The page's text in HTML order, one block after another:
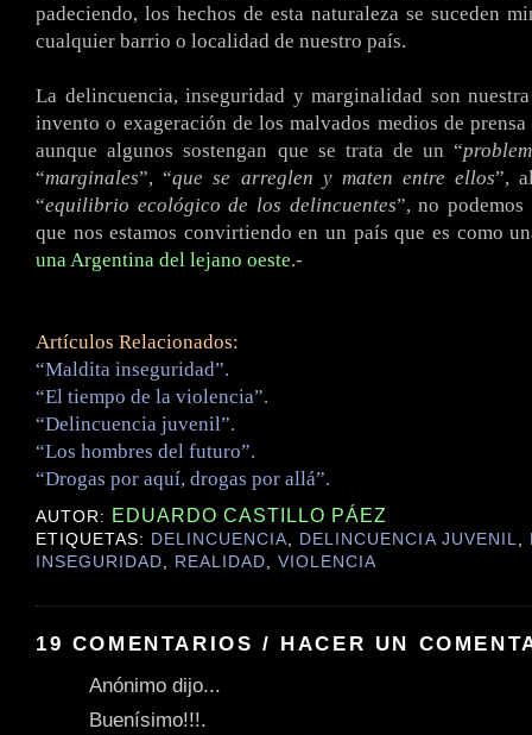
padeciendo, los hechos de esta naturaleza se suceden
cualquier barrio o localidad de nuestro país.
La delincuencia, inseguridad y marginalidad son
invento o exageración de los malvados medios de
aunque algunos sostengan que se trata de un “
“marginales”, “que se arreglen y maten entre ellos”,
“equilibrio ecológico de los delincuentes”, no
que nos estamos convirtiendo en un país que es como
una Argentina del lejano oeste.-
Artículos Relacionados:
“Maldita inseguridad”.
“El tiempo de la violencia”.
“Delincuencia juvenil”.
“Los hombres del futuro”.
“Drogas por aquí, drogas por allá”.
AUTOR: EDUARDO CASTILLO PÁEZ
ETIQUETAS: DELINCUENCIA, DELINCUENCIA JUVENIL,
INSEGURIDAD, REALIDAD,VIOLENCIA
19 COMENTARIOS / HACER UN
Anónimo dijo...
Buenísimo!!!.